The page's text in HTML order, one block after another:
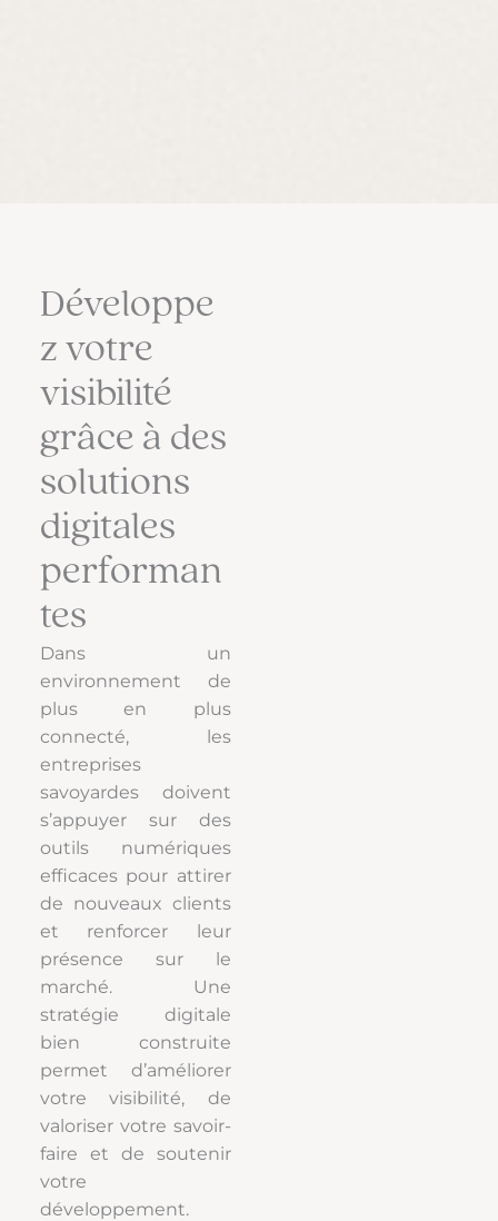
Développe
z votre
visibilité
grâce à des
solutions
digitales
performan
tes
Dans un
environnement de
plus en plus
connecté, les
entreprises
savoyardes doivent
s’appuyer sur des
outils numériques
efficaces pour attirer
de nouveaux clients
et renforcer leur
présence sur le
marché. Une
stratégie digitale
bien construite
permet d’améliorer
votre visibilité, de
valoriser votre savoir-
faire et de soutenir
votre
développement.